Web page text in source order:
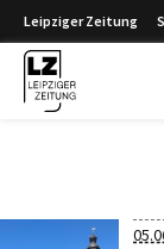
Leipziger Zeitung